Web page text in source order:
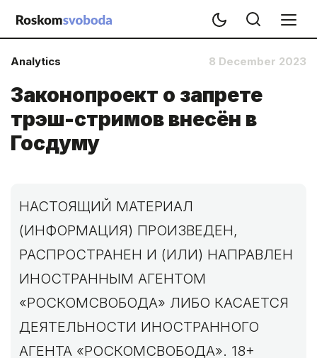
Analytics 8 December 2023
Законопроект о запрете
трэш-стримов внесён в
Госдуму
НАСТОЯЩИЙ МАТЕРИАЛ
(ИНФОРМАЦИЯ) ПРОИЗВЕДЕН,
РАСПРОСТРАНЕН И (ИЛИ) НАПРАВЛЕН
ИНОСТРАННЫМ АГЕНТОМ
«РОСКОМСВОБОДА» ЛИБО КАСАЕТСЯ
ДЕЯТЕЛЬНОСТИ ИНОСТРАННОГО
АГЕНТА «РОСКОМСВОБОДА». 18+